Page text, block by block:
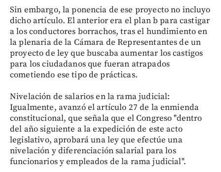
Sin embargo, la ponencia de ese proyecto no incluyo
dicho artículo. El anterior era el plan b para castigar
a los conductores borrachos, tras el hundimiento en
la plenaria de la Cámara de Representantes de un
proyecto de ley que buscaba aumentar los castigos
para los ciudadanos que fueran atrapados
cometiendo ese tipo de prácticas.
Nivelación de salarios en la rama judicial:
Igualmente, avanzó el artículo 27 de la enmienda
constitucional, que señala que el Congreso "dentro
del año siguiente a la expedición de este acto
legislativo, aprobará una ley que efectúe una
nivelación y diferenciación salarial para los
funcionarios y empleados de la rama judicial".